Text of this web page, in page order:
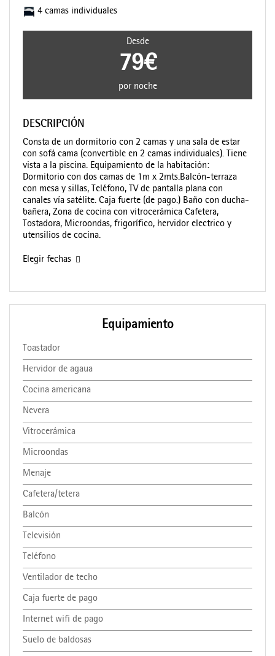
4 camas individuales
Desde
79€
por noche
DESCRIPCIÓN
Consta de un dormitorio con 2 camas y una sala de estar
con sofá cama (convertible en 2 camas individuales). Tiene
vista a la piscina. Equipamiento de la habitación:
Dormitorio con dos camas de 1m x 2mts.Balcón-terraza
con mesa y sillas, Teléfono, TV de pantalla plana con
canales vía satélite. Caja fuerte (de pago.) Baño con ducha-
bañera, Zona de cocina con vitrocerámica Cafetera,
Tostadora, Microondas, frigorífico, hervidor electrico y
utensilios de cocina.
Elegir fechas
Equipamiento
Toastador
Hervidor de agaua
Cocina americana
Nevera
Vitrocerámica
Microondas
Menaje
Cafetera/tetera
Balcón
Televisión
Teléfono
Ventilador de techo
Caja fuerte de pago
Internet wifi de pago
Suelo de baldosas